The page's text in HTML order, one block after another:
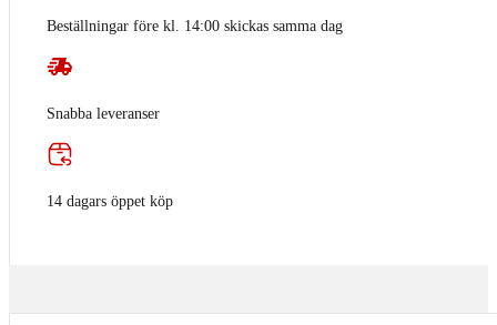
Beställningar före kl. 14:00 skickas samma dag
Snabba leveranser
14 dagars öppet köp